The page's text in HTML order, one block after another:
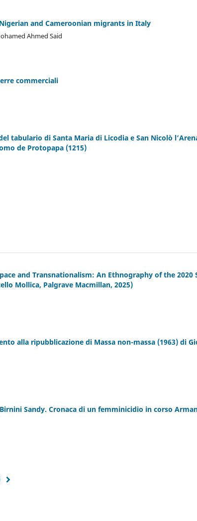
and Cameroonian migrants in Italy
Ahmed Said
commerciali
tabulario di Santa Maria di Licodia e San Nicolò
de Protopapa (1215)
and Transnationalism: An Ethnography of the 2020
Mollica, Palgrave Macmillan, 2025)
alla ripubblicazione di Massa non-massa (1963) di
Sandy. Cronaca di un femminicidio in corso